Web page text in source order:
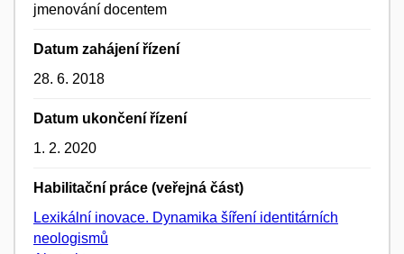
jmenování docentem
Datum zahájení řízení
28. 6. 2018
Datum ukončení řízení
1. 2. 2020
Habilitační práce (veřejná část)
Lexikální inovace. Dynamika šíření identitárních
neologismů